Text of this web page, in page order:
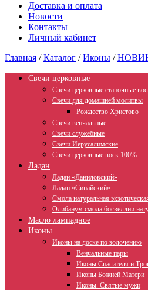
Доставка и оплата
Новости
Контакты
Личный кабинет
Главная /Каталог /Иконы /
Свечи церковные
Свечи церковные станочные
Свечи для домашней молитвы
Рождество Христово
Свечи венчальные
Свечи служебные
Свечи Иерусалимские
Свечи церковные воск 100%
Ладан
Ладан «Даниловский»
Ладан «Синайский»
Смола натуральная
Олибанум смола босвеллии
Масло лампадное
Иконы
Иконы на доске по золочению
Венчальные пары
Иконы Спасителя и
Иконы Божией Матери
Иконы. Святые мужи